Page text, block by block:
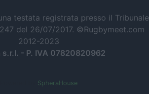
testata registrata presso il Tribunale
del 26/07/2017. ©Rugbymeet.com
2012-2023
s.r.l. - P. IVA 07820820962
SpheraHouse